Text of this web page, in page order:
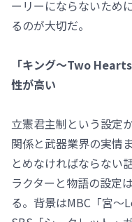
ーリーにならないため
るのが大切だ。
「キング～Two
性が高い
立憲君主制という設定
関係と武器業界の実情
とめなければならない
ラクターと物語の設定
る。背景はMBC「宮～